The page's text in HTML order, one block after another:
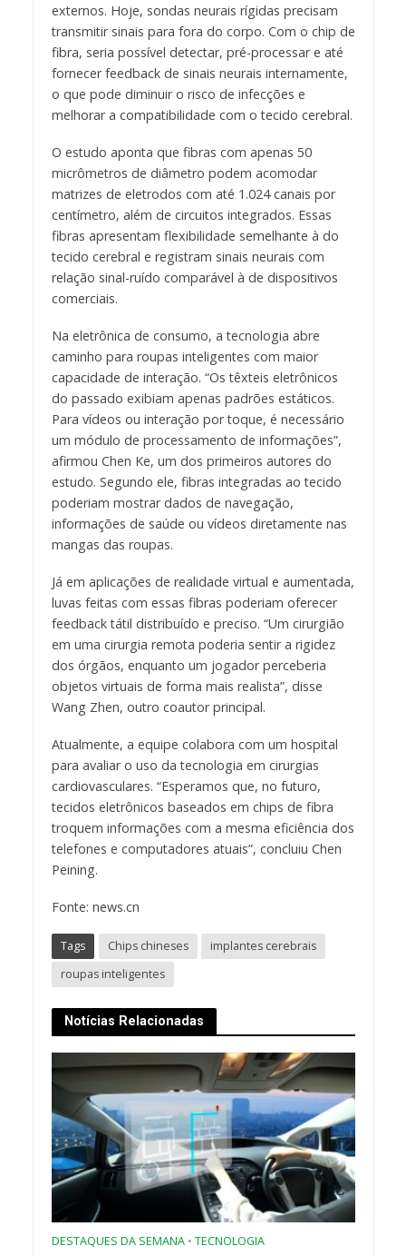
externos. Hoje, sondas neurais rígidas precisam
transmitir sinais para fora do corpo. Com o chip de
fibra, seria possível detectar, pré-processar e até
fornecer feedback de sinais neurais internamente,
o que pode diminuir o risco de infecções e
melhorar a compatibilidade com o tecido cerebral.
O estudo aponta que fibras com apenas 50
micrômetros de diâmetro podem acomodar
matrizes de eletrodos com até 1.024 canais por
centímetro, além de circuitos integrados. Essas
fibras apresentam flexibilidade semelhante à do
tecido cerebral e registram sinais neurais com
relação sinal-ruído comparável à de dispositivos
comerciais.
Na eletrônica de consumo, a tecnologia abre
caminho para roupas inteligentes com maior
capacidade de interação. “Os têxteis eletrônicos
do passado exibiam apenas padrões estáticos.
Para vídeos ou interação por toque, é necessário
um módulo de processamento de informações”,
afirmou Chen Ke, um dos primeiros autores do
estudo. Segundo ele, fibras integradas ao tecido
poderiam mostrar dados de navegação,
informações de saúde ou vídeos diretamente nas
mangas das roupas.
Já em aplicações de realidade virtual e aumentada,
luvas feitas com essas fibras poderiam oferecer
feedback tátil distribuído e preciso. “Um cirurgião
em uma cirurgia remota poderia sentir a rigidez
dos órgãos, enquanto um jogador perceberia
objetos virtuais de forma mais realista”, disse
Wang Zhen, outro coautor principal.
Atualmente, a equipe colabora com um hospital
para avaliar o uso da tecnologia em cirurgias
cardiovasculares. “Esperamos que, no futuro,
tecidos eletrônicos baseados em chips de fibra
troquem informações com a mesma eficiência dos
telefones e computadores atuais”, concluiu Chen
Peining.
Fonte: news.cn
Tags Chips chineses
implantes cerebrais
roupas inteligentes
Notícias Relacionadas
DESTAQUES DA SEMANA • TECNOLOGIA